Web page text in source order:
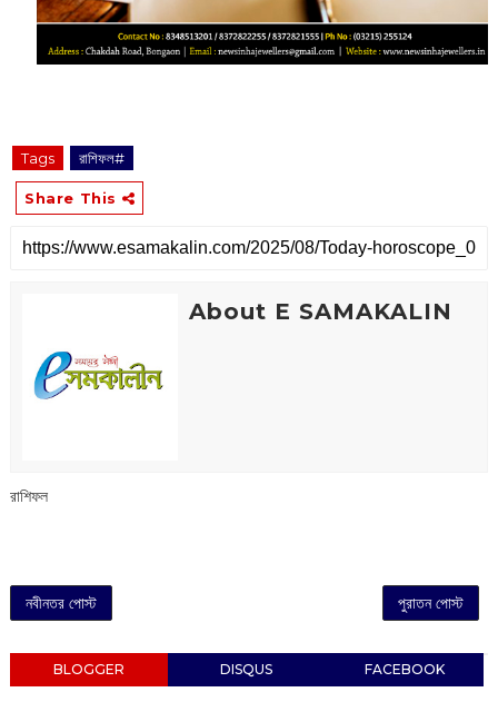
Tags রাশিফল#
Share This
About E SAMAKALIN
রাশিফল
নবীনতর পোস্ট পুরাতন পোস্ট
BLOGGER DISQUS FACEBOOK